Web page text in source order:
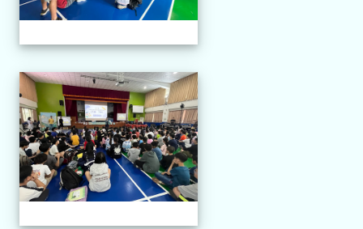
114.04.21 榮興採茶劇團演